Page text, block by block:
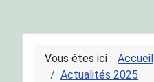
Vous êtes ici : Accueil
Actualités 2025